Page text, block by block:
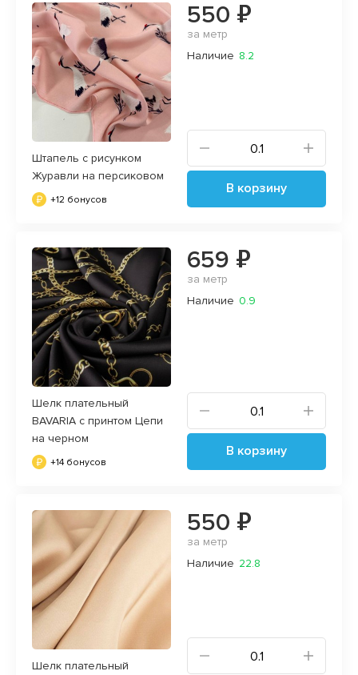
Штапель с рисунком
Журавли на персиковом
+12 бонусов
550 ₽
за метр
Наличие 8.2
В корзину
Шелк плательный
BAVARIA с принтом Цепи
на черном
+14 бонусов
659 ₽
за метр
Наличие 0.9
В корзину
Шелк плательный
550 ₽
за метр
Наличие 22.8